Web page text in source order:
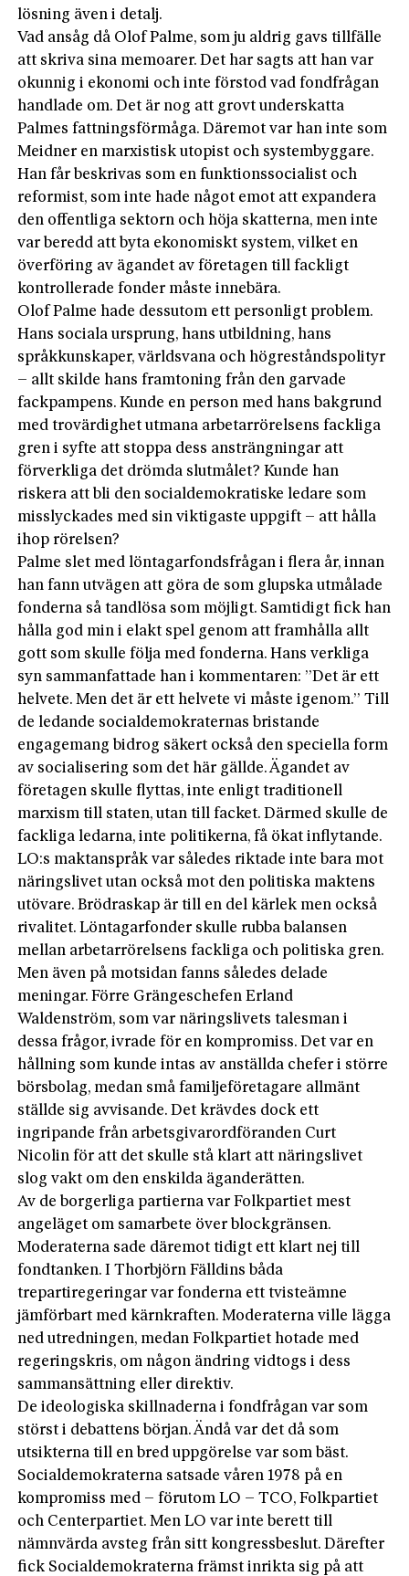
lösning även i detalj.
Vad ansåg då Olof Palme, som ju aldrig gavs tillfälle
att skriva sina memoarer. Det har sagts att han var
okunnig i ekonomi och inte förstod vad fondfrågan
handlade om. Det är nog att grovt underskatta
Palmes fattningsförmåga. Däremot var han inte som
Meidner en marxistisk utopist och systembyggare.
Han får beskrivas som en funktionssocialist och
reformist, som inte hade något emot att expandera
den offentliga sektorn och höja skatterna, men inte
var beredd att byta ekonomiskt system, vilket en
överföring av ägandet av företagen till fackligt
kontrollerade fonder måste innebära.
Olof Palme hade dessutom ett personligt problem.
Hans sociala ursprung, hans utbildning, hans
språkkunskaper, världsvana och högreståndspolityr
– allt skilde hans framtoning från den garvade
fackpampens. Kunde en person med hans bakgrund
med trovärdighet utmana arbetarrörelsens fackliga
gren i syfte att stoppa dess ansträngningar att
förverkliga det drömda slutmålet? Kunde han
riskera att bli den socialdemokratiske ledare som
misslyckades med sin viktigaste uppgift – att hålla
ihop rörelsen?
Palme slet med löntagarfondsfrågan i flera år, innan
han fann utvägen att göra de som glupska utmålade
fonderna så tandlösa som möjligt. Samtidigt fick han
hålla god min i elakt spel genom att framhålla allt
gott som skulle följa med fonderna. Hans verkliga
syn sammanfattade han i kommentaren: ”Det är ett
helvete. Men det är ett helvete vi måste igenom.” Till
de ledande socialdemokraternas bristande
engagemang bidrog säkert också den speciella form
av socialisering som det här gällde. Ägandet av
företagen skulle flyttas, inte enligt traditionell
marxism till staten, utan till facket. Därmed skulle de
fackliga ledarna, inte politikerna, få ökat inflytande.
LO:s maktanspråk var således riktade inte bara mot
näringslivet utan också mot den politiska maktens
utövare. Brödraskap är till en del kärlek men också
rivalitet. Löntagarfonder skulle rubba balansen
mellan arbetarrörelsens fackliga och politiska gren.
Men även på motsidan fanns således delade
meningar. Förre Grängeschefen Erland
Waldenström, som var näringslivets talesman i
dessa frågor, ivrade för en kompromiss. Det var en
hållning som kunde intas av anställda chefer i större
börsbolag, medan små familjeföretagare allmänt
ställde sig avvisande. Det krävdes dock ett
ingripande från arbetsgivarordföranden Curt
Nicolin för att det skulle stå klart att näringslivet
slog vakt om den enskilda äganderätten.
Av de borgerliga partierna var Folkpartiet mest
angeläget om samarbete över blockgränsen.
Moderaterna sade däremot tidigt ett klart nej till
fondtanken. I Thorbjörn Fälldins båda
trepartiregeringar var fonderna ett tvisteämne
jämförbart med kärnkraften. Moderaterna ville lägga
ned utredningen, medan Folkpartiet hotade med
regeringskris, om någon ändring vidtogs i dess
sammansättning eller direktiv.
De ideologiska skillnaderna i fondfrågan var som
störst i debattens början. Ändå var det då som
utsikterna till en bred uppgörelse var som bäst.
Socialdemokraterna satsade våren 1978 på en
kompromiss med – förutom LO – TCO, Folkpartiet
och Centerpartiet. Men LO var inte berett till
nämnvärda avsteg från sitt kongressbeslut. Därefter
fick Socialdemokraterna främst inrikta sig på att